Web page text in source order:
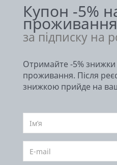
Купон -5%
проживання
за підписку на
Отримайте -5% знижки
проживання. Після
знижкою прийде на